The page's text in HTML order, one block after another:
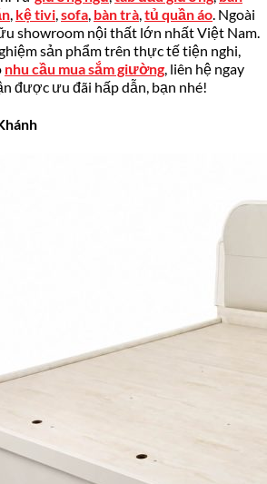
, kệ tivi,sofa, bàn trà,tủ quần áo. Ngoài
showroom nội thất lớn nhất Việt Nam.
sản phẩm trên thực tế tiện nghi,
nhu cầu mua sắm giường, liên hệ ngay
được ưu đãi hấp dẫn, bạn nhé!